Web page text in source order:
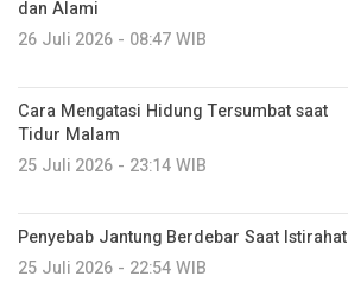
dan Alami
26 Juli 2026 - 08:47 WIB
Cara Mengatasi Hidung Tersumbat saat
Tidur Malam
25 Juli 2026 - 23:14 WIB
Penyebab Jantung Berdebar Saat Istirahat
25 Juli 2026 - 22:54 WIB